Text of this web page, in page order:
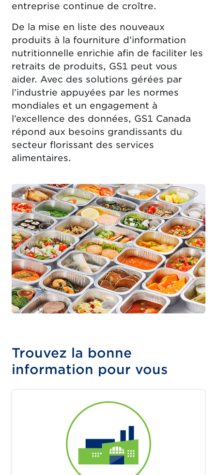
entreprise continue de croître.
De la mise en liste des nouveaux
produits à la fourniture d’information
nutritionnelle enrichie afin de faciliter les
retraits de produits, GS1 peut vous
aider. Avec des solutions gérées par
l’industrie appuyées par les normes
mondiales et un engagement à
l’excellence des données, GS1 Canada
répond aux besoins grandissants du
secteur florissant des services
alimentaires.
Trouvez la bonne
information pour vous